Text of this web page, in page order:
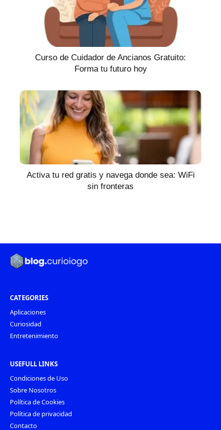
Curso de Cuidador de Ancianos Gratuito:
Forma tu futuro hoy
Activa tu red gratis y navega donde sea: WiFi
sin fronteras
CATEGORIES
Aplicaciones
Curiosidad
Entretenimiento
USEFULL LINKS
Condiciones de Uso
Sobre Nosotros
Política de Cookies
Política de privacidad
Contacto